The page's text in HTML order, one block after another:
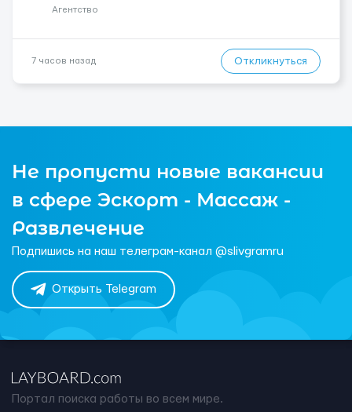
*Коммуникабел...
Агентство
7 часов назад Откликнуться
Не пропусти новые вакансии
в сфере Эскорт - Массаж -
Развлечение
Подпишись на наш телеграм-канал @slivgramru
Открыть Telegram
Портал поиска работы во всем мире.